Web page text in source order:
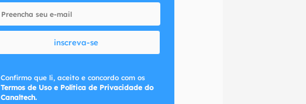
inscreva-se
Confirmo que li, aceito e concordo com os
Termos de Uso e Política de Privacidade do
Canaltech.